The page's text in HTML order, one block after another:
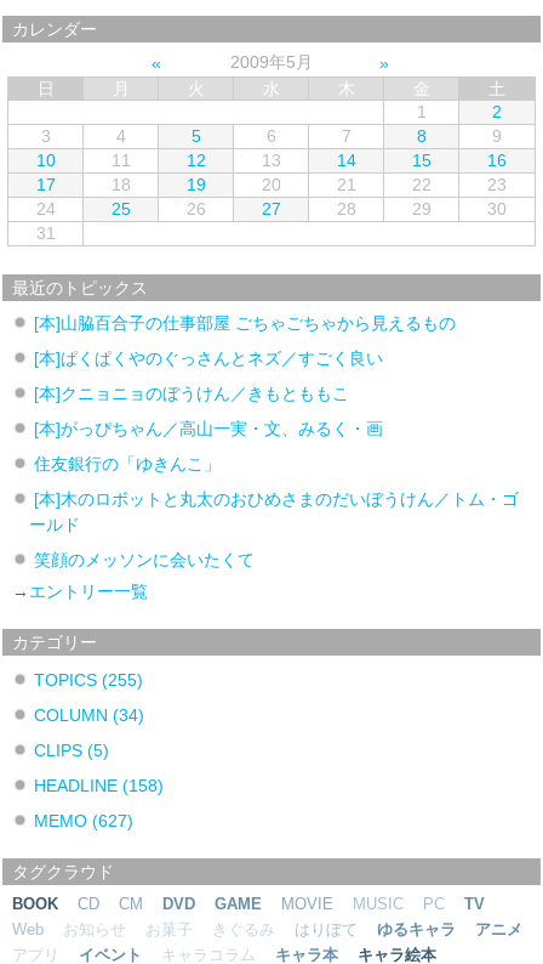
カレンダー
2009年5月
日
月 火 水 木 金
土
1
2
3
4 5 6 7 8
9
10
11 12 13 14 15
16
17
18 19 20 21 22
23
24
25 26 27 28 29
30
31
最近のトピックス
[本]山脇百合子の仕事部屋 ごちゃごちゃから見えるもの
[本]ぱくぱくやのぐっさんとネズ／すごく良い
[本]クニョニョのぼうけん／きもとももこ
[本]がっぴちゃん／高山一実・文、みるく・画
住友銀行の「ゆきんこ」
[本]木のロボットと丸太のおひめさまのだいぼうけん／トム・ゴ
ールド
笑顔のメッソンに会いたくて
→ エントリー一覧
カテゴリー
TOPICS (255)
COLUMN (34)
CLIPS (5)
HEADLINE (158)
MEMO (627)
タグクラウド
BOOK CD CM DVD GAME MOVIE MUSIC PC
TV
Web
お知らせ お菓子 きぐるみ はりぼて ゆるキャラ
アニメ
アプリ
イベント キャラコラム キャラ本
キャラ絵本